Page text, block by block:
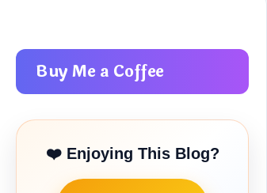
Buy Me a Coffee
❤️ Enjoying This Blog?